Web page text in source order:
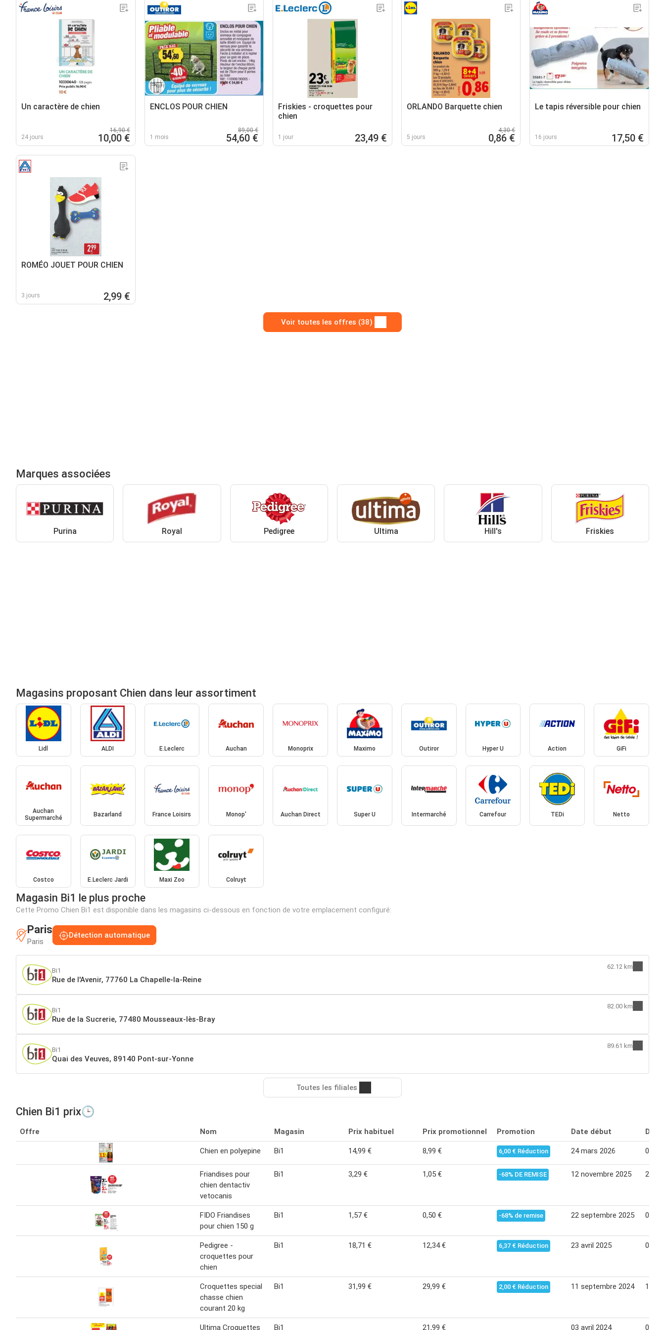
Un caractère de chien
24 jours
16,90 €
10,00 €
ENCLOS POUR CHIEN
1 mois
89,00 €
54,60 €
Friskies - croquettes pour
chien
1 jour 23,49 €
ORLANDO Barquette chien
5 jours
4,30 €
0,86 €
Le tapis réversible pour chien
16 jours 17,50 €
ROMÉO JOUET POUR CHIEN
3 jours 2,99 €
Voir toutes les offres (38)
Marques associées
Purina Royal Pedigree Ultima Hill's Friskies
Magasins proposant Chien dans leur assortiment
Lidl ALDI E.Leclerc Auchan Monoprix Maximo Outiror Hyper U Action GiFi
Auchan
Supermarché
Bazarland France Loisirs Monop' Auchan Direct Super U Intermarché Carrefour TEDi Netto
Costco E.Leclerc Jardi Maxi Zoo Colruyt
Magasin Bi1 le plus proche
Cette Promo Chien Bi1 est disponible dans les magasins ci-dessous en fonction de votre emplacement configuré:
Paris
Paris
Détection automatique
Bi1
Rue de l'Avenir, 77760 La Chapelle-la-Reine
62.12 km
Bi1
Rue de la Sucrerie, 77480 Mousseaux-lès-Bray
82.00 km
Bi1
Quai des Veuves, 89140 Pont-sur-Yonne
89.61 km
Toutes les filiales
Chien Bi1 prix🕒
Offre Nom Magasin Prix habituel Prix promotionnel Promotion Date début Date
Chien en polyepine Bi1 14,99 € 8,99 € 6,00 € Réduction 24 mars 2026 06
Friandises pour
chien dentactiv
vetocanis
Bi1 3,29 € 1,05 € -68% DE REMISE 12 novembre 2025 23
FIDO Friandises
pour chien 150 g
Bi1 1,57 € 0,50 € -68% de remise 22 septembre 2025 05
Pedigree -
croquettes pour
chien
Bi1 18,71 € 12,34 € 6,37 € Réduction 23 avril 2025 04
Croquettes special
chasse chien
courant 20 kg
Bi1 31,99 € 29,99 € 2,00 € Réduction 11 septembre 2024 16
Ultima Croquettes Bi1 21,99 € 03 avril 2024 08